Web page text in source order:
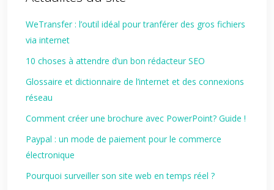
WeTransfer : l’outil idéal pour tranférer des gros fichiers
via internet
10 choses à attendre d’un bon rédacteur SEO
Glossaire et dictionnaire de l’internet et des connexions
réseau
Comment créer une brochure avec PowerPoint? Guide !
Paypal : un mode de paiement pour le commerce
électronique
Pourquoi surveiller son site web en temps réel ?